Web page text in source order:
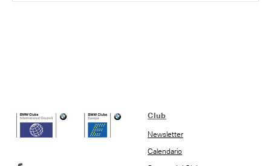
Club
Newsletter
Calendario